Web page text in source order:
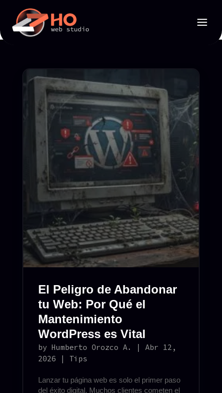
El Peligro de Abandonar
tu Web: Por Qué el
Mantenimiento
WordPress es Vital
by Humberto Orozco A. | Abr 12,
2026 | Tips
Lanzar tu página web es solo el primer paso
del éxito digital. Muchos clientes cometen el